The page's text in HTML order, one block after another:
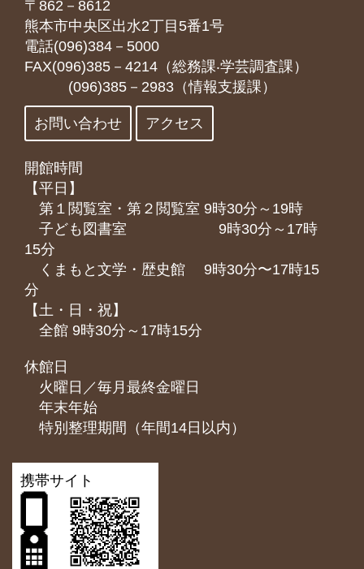
〒862－8612
熊本市中央区出水2丁目5番1号
電話(096)384－5000
FAX(096)385－4214（総務課‧学芸調査課）
(096)385－2983（情報支援課）
お問い合わせ アクセス
開館時間
【平日】
第１閲覧室・第２閲覧室 9時30分～19時
子ども図書室 9時30分～17時
15分
くまもと⽂学・歴史館 9時30分〜17時15
分
【土・日・祝】
全館 9時30分～17時15分
休館日
火曜日／毎月最終金曜日
年末年始
特別整理期間（年間14日以内）
携帯サイト